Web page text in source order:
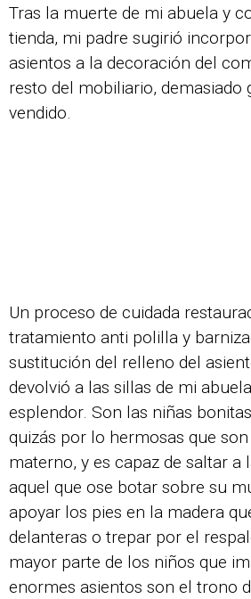
Tras la muerte de mi abuela y
tienda, mi padre sugirió
asientos a la decoración del
resto del mobiliario, demasiado
vendido.
Un proceso de cuidada
tratamiento anti polilla y
sustitución del relleno del
devolvió a las sillas de mi
esplendor. Son las niñas
quizás por lo hermosas que
materno, y es capaz de saltar a
aquel que ose botar sobre su
apoyar los pies en la madera
delanteras o trepar por el
mayor parte de los niños que
enormes asientos son el trono